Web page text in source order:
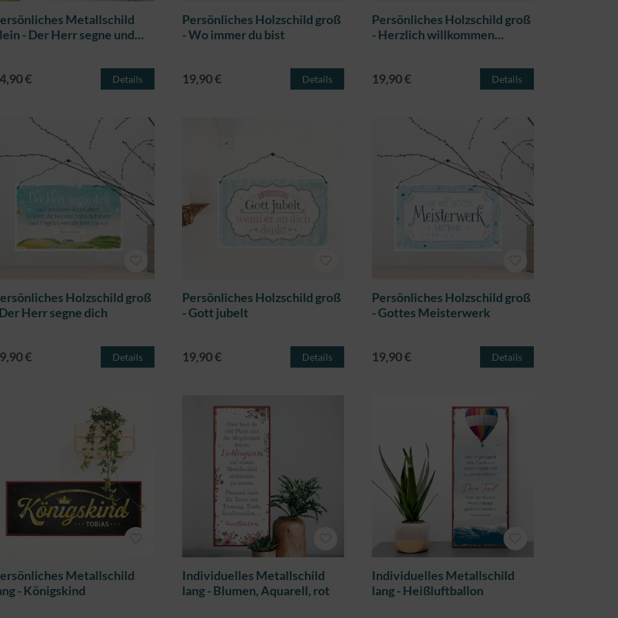
Metallschild
- Der Herr segne und
€
Details
Persönliches Holzschild groß
- Wo immer du bist
19,90 € Details
Persönliches Holzschild groß
- Herzlich willkommen
19,90 €
Details
Holzschild groß
- Der Herr segne dich
€ Details
Persönliches Holzschild groß
- Gott jubelt
19,90 € Details
Persönliches Holzschild groß
- Gottes Meisterwerk
19,90 € Details
Metallschild
- Königskind
Individuelles Metallschild
lang - Blumen, Aquarell, rot
Individuelles Metallschild
lang - Heißluftballon